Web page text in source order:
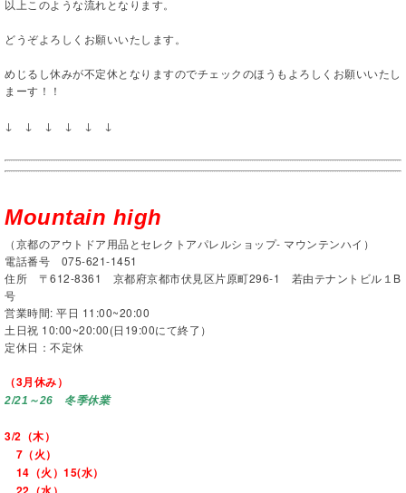
以上このような流れとなります。
どうぞよろしくお願いいたします。
めじるし休みが不定休となりますのでチェックのほうもよろしくお願いいたし
まーす！！
↓ ↓ ↓ ↓ ↓ ↓
Mountain high
（京都のアウトドア用品とセレクトアパレルショップ- マウンテンハイ）
電話番号 075-621-1451
住所 〒612-8361 京都府京都市伏見区片原町296-1 若由テナントビル１B
号
営業時間: 平日 11:00~20:00
土日祝 10:00~20:00(日19:00にて終了）
定休日：不定休
（3月休み）
2/21～26 冬季休業
3/2（木）
7（火）
14（火）15(水）